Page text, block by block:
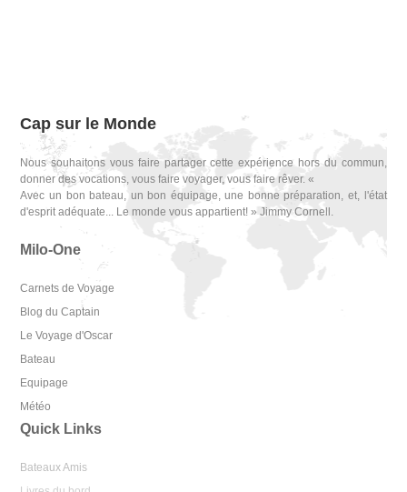
Cap sur le Monde
Nous souhaitons vous faire partager cette expérience hors du commun,
donner des vocations, vous faire voyager, vous faire rêver. «
Avec un bon bateau, un bon équipage, une bonne préparation, et, l'état
d'esprit adéquate... Le monde vous appartient! » Jimmy Cornell.
Milo-One
Carnets de Voyage
Blog du Captain
Le Voyage d'Oscar
Bateau
Equipage
Météo
Quick Links
Bateaux Amis